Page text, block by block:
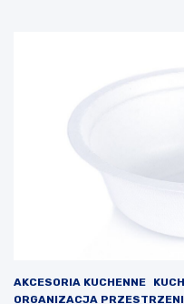
AKCESORIA KUCHENNE
ORGANIZACJA PRZESTRZENI